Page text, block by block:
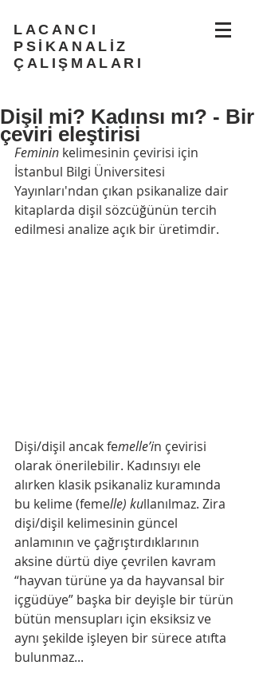
LACANCI
PSİKANALİZ
ÇALIŞMALARI
Dişil mi? Kadınsı mı? - Bir
çeviri eleştirisi
Feminin kelimesinin çevirisi için
İstanbul Bilgi Üniversitesi
Yayınları'ndan çıkan psikanalize dair
kitaplarda dişil sözcüğünün tercih
edilmesi analize açık bir üretimdir.
Dişi/dişil ancak femelle’in çevirisi
olarak önerilebilir. Kadınsıyı ele
alırken klasik psikanaliz kuramında
bu kelime (femelle) kullanılmaz. Zira
dişi/dişil kelimesinin güncel
anlamının ve çağrıştırdıklarının
aksine dürtü diye çevrilen kavram
“hayvan türüne ya da hayvansal bir
içgüdüye” başka bir deyişle bir türün
bütün mensupları için eksiksiz ve
aynı şekilde işleyen bir sürece atıfta
bulunmaz...